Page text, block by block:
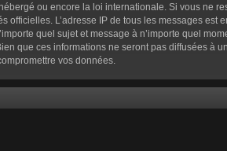
ou encore la loi internationale. Si vous ne
officielles. L’adresse IP de tous les messages
quel sujet et message à n’importe quel
que ces informations ne seront pas diffusées à
vos données.